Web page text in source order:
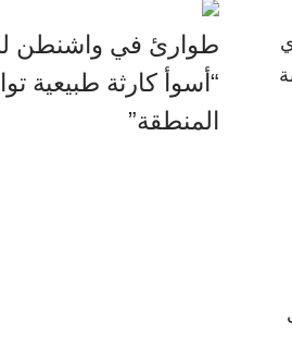
طوارئ في واشنطن
“أسوأ كارثة طبيعية
المنطقة”